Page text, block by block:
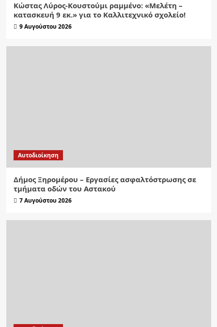
Κώστας Λύρος-Κουστούμι ραμμένο: «Μελέτη –
κατασκευή 9 εκ.» για το Καλλιτεχνικό σχολείο!
9 Αυγούστου 2026
Αυτοδιοίκηση
Δήμος Ξηρομέρου – Εργασίες ασφαλτόστρωσης σε
τμήματα οδών του Αστακού
7 Αυγούστου 2026